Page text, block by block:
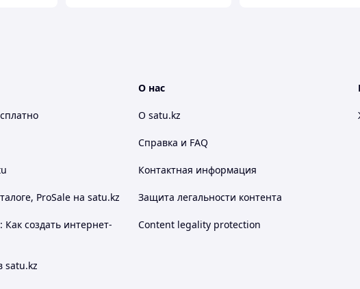
ProSale на satu.kz
Как создать интернет-
satu.kz
О нас
О satu.kz
Справка и FAQ
Контактная информация
Защита легальности контента
Content legality protection